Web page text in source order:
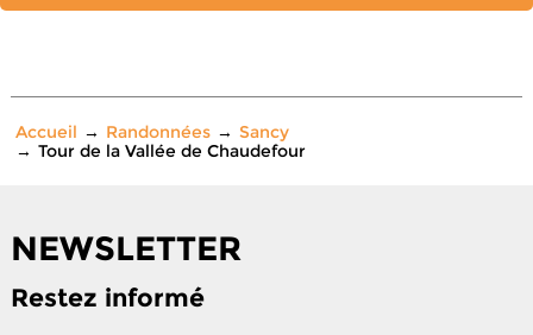
Accueil Randonnées
Sancy
Tour de la Vallée de Chaudefour
NEWSLETTER
Restez informé